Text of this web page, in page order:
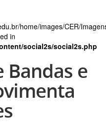
home/images/CER/
in
social2s/social2s.php
Bandas e